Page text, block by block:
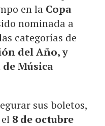
en la Copa
nominada a
categorías de
del Año, y
Música
sus boletos,
8 de octubre